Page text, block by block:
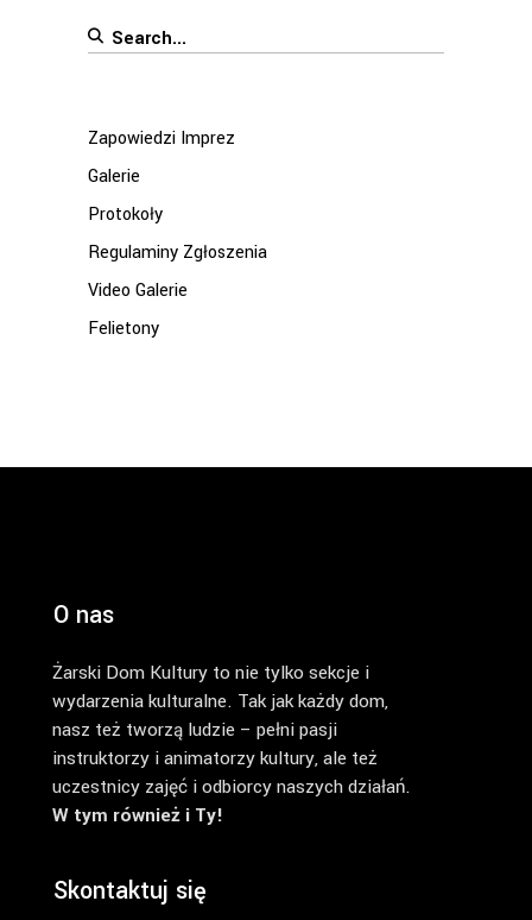
Search
Zapowiedzi Imprez
Galerie
Protokoły
Regulaminy Zgłoszenia
Video Galerie
Felietony
O nas
Żarski Dom Kultury to nie tylko sekcje i
wydarzenia kulturalne. Tak jak każdy dom,
nasz też tworzą ludzie – pełni pasji
instruktorzy i animatorzy kultury, ale też
uczestnicy zajęć i odbiorcy naszych działań.
W tym również i Ty!
Skontaktuj się